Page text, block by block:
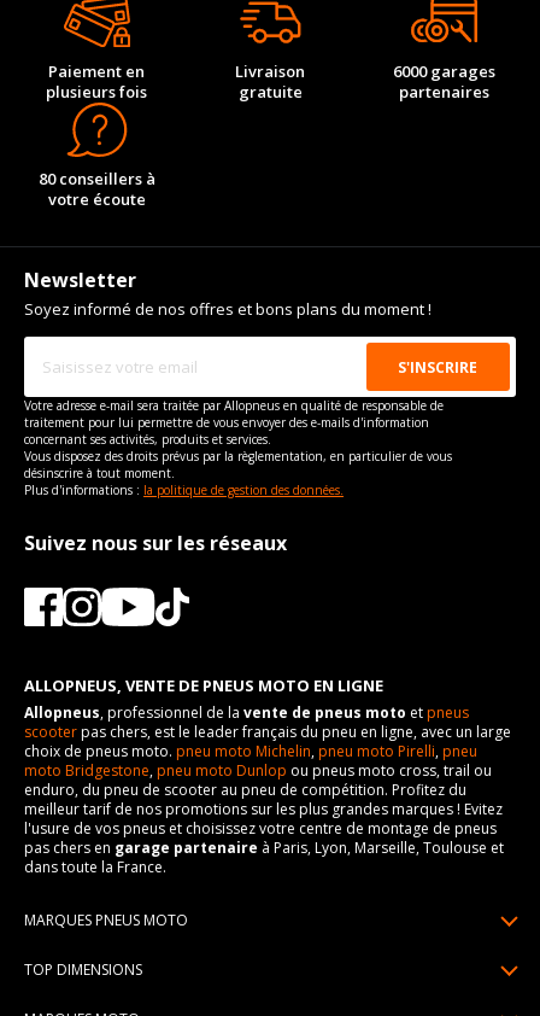
Paiement en
plusieurs fois
Livraison
gratuite
6000 garages
partenaires
80 conseillers à
votre écoute
Newsletter
Soyez informé de nos offres et bons plans du moment !
Votre adresse e-mail sera traitée par Allopneus en qualité de responsable de
traitement pour lui permettre de vous envoyer des e-mails d'information
concernant ses activités, produits et services.
Vous disposez des droits prévus par la règlementation, en particulier de vous
désinscrire à tout moment.
Plus d'informations : la politique de gestion des données.
Suivez nous sur les réseaux
ALLOPNEUS, VENTE DE PNEUS MOTO EN LIGNE
Allopneus, professionnel de la vente de pneus moto etpneus
scooterpas chers, est le leader français du pneu en ligne, avec un large
choix de pneus moto. pneu moto Michelin,pneu moto Pirelli,pneu
moto Bridgestone,pneu moto Dunlop ou pneus moto cross, trail ou
enduro, du pneu de scooter au pneu de compétition. Profitez du
meilleur tarif de nos promotions sur les plus grandes marques ! Evitez
l'usure de vos pneus et choisissez votre centre de montage de pneus
pas chers en garage partenaire à Paris, Lyon, Marseille, Toulouse et
dans toute la France.
MARQUES PNEUS MOTO
TOP DIMENSIONS